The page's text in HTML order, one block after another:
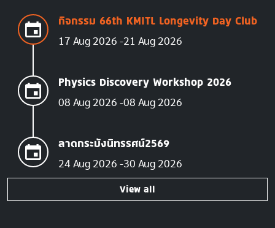
กิจกรรม 66th KMITL Longevity Day Club
17 Aug 2026 21 Aug 2026
Physics Discovery Workshop 2026
08 Aug 2026 08 Aug 2026
ลาดกระบังนิทรรศน์2569
24 Aug 2026 30 Aug 2026
View all